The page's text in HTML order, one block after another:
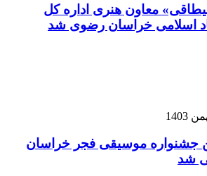
معاون هنری اداره کل
اسلامی خراسان رضوی شد
جشنواره موسیقی فجر خراسان
شد